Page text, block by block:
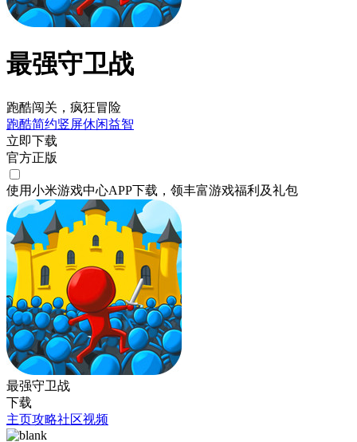
最强守卫战
跑酷闯关，疯狂冒险
跑酷简约竖屏休闲益智
立即下载
官方正版
使用小米游戏中心APP下载 ，领丰富游戏福利 及礼包
最强守卫战
下载
主页攻略社区视频